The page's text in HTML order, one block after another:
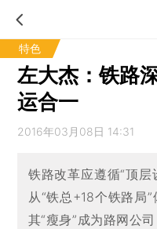
特色
左大杰：铁路
运合一
2016年03月08日 14:31
铁路改革应遵循“顶
从“铁总+18个铁路局
其“瘦身”成为路网公